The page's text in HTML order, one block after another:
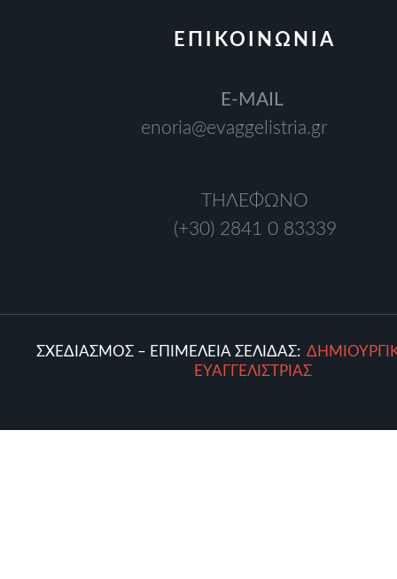
ΕΠΙΚΟΙΝΩΝΙΑ
Ε-MAIL
enoria@evaggelistria.gr
ΤΗΛΕΦΩΝΟ
(+30) 2841 0 83339
ΣΧΕΔΙΑΣΜΟΣ – ΕΠΙΜΕΛΕΙΑ ΣΕΛΙΔΑΣ:
ΕΥΑΓΓΕΛΙΣΤΡΙΑΣ